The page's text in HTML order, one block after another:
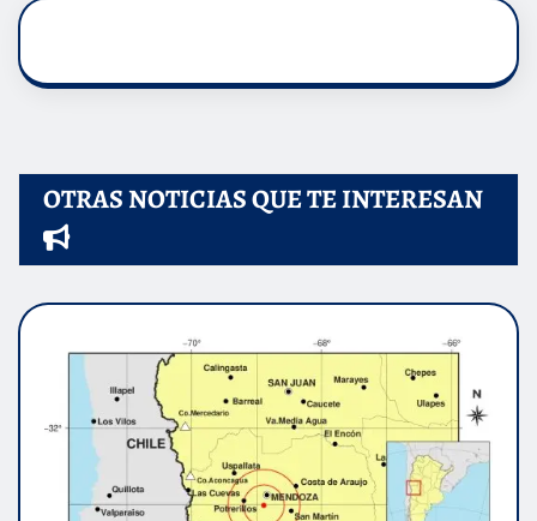
OTRAS NOTICIAS QUE TE INTERESAN